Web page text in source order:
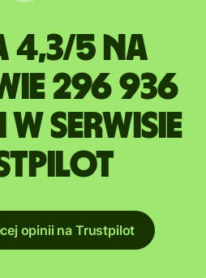
4,3/5 na
296 936
w serwisie
opinii na Trustpilot